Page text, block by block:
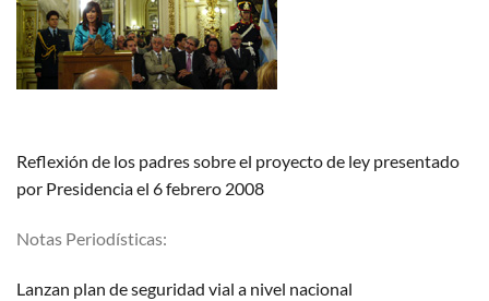
Reflexión de los padres sobre el proyecto de ley presentado
por Presidencia el 6 febrero 2008
Notas Periodísticas:
Lanzan plan de seguridad vial a nivel nacional